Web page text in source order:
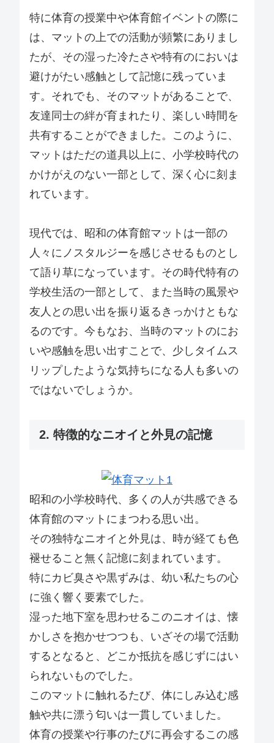
特に体育の授業中や体育館イベントの際に
は、マットの上での活動が頻繁にありまし
たが、その湿った冷たさや特有のにおいは
避けがたい感触として記憶に残っていま
す。それでも、そのマットがあることで、
友達同士の絆が育まれたり、楽しい時間を
共有することができました。このように、
マットはただの道具以上に、小学校時代の
かけがえのない一部として、深く心に刻ま
れています。
現代では、昭和の体育館マットは一部の
人々にノスタルジーを感じさせるものとし
て語り草になっています。その時代特有の
学校生活の一部として、また当時の風景や
友人との思い出を振り返るきっかけともな
るのです。今もなお、当時のマットのにお
いや感触を思い出すことで、少しタイムス
リップしたような気持ちになる人も多いの
ではないでしょうか。
2. 特徴的なニオイと外見の記憶
昭和の小学校時代、多くの人が共感できる
体育館のマットにまつわる思い出。
その独特なニオイと外見は、時が経ても色
褪せること無く記憶に刻まれています。
特にカビ臭さや黒ずみは、幼い私たちの心
に強く響く要素でした。
湿った地下室を思わせるこのニオイは、懐
かしさを抱かせつつも、いざその場で活動
するとなると、どこか抵抗を感じずにはい
られないものでした。
このマットに触れるたび、体にしみ込む感
触や共に漂う匂いは一貫していました。
体育の授業や行事のたびに再会するこの感